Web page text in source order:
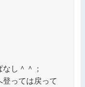
し＾＾；
登っては戻って